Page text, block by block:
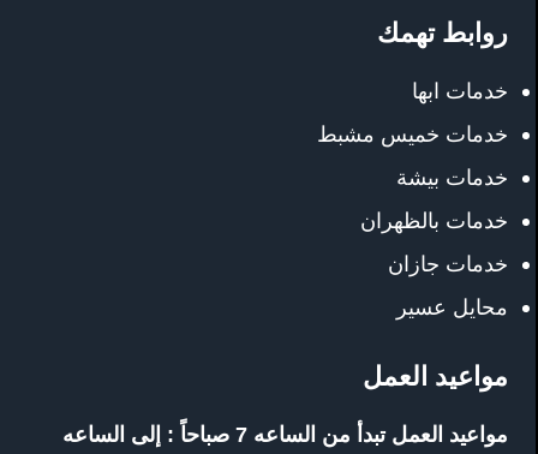
روابط تهمك
خدمات ابها
خدمات خميس مشبط
خدمات بيشة
خدمات بالظهران
خدمات جازان
محايل عسير
مواعيد العمل
مواعيد العمل تبدأ من الساعه 7 صباحاً : إلى الساعه